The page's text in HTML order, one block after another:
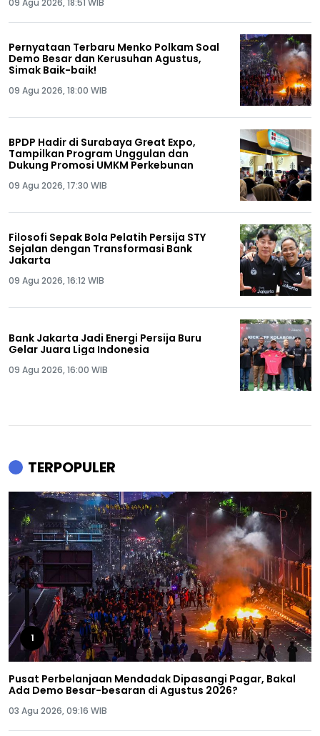
Pernyataan Terbaru Menko Polkam Soal
Demo Besar dan Kerusuhan Agustus,
Simak Baik-baik!
09 Agu 2026, 18:00 WIB
BPDP Hadir di Surabaya Great Expo,
Tampilkan Program Unggulan dan
Dukung Promosi UMKM Perkebunan
09 Agu 2026, 17:30 WIB
Filosofi Sepak Bola Pelatih Persija STY
Sejalan dengan Transformasi Bank
Jakarta
09 Agu 2026, 16:12 WIB
Bank Jakarta Jadi Energi Persija Buru
Gelar Juara Liga Indonesia
09 Agu 2026, 16:00 WIB
TERPOPULER
1
Pusat Perbelanjaan Mendadak Dipasangi Pagar, Bakal
Ada Demo Besar-besaran di Agustus 2026?
03 Agu 2026, 09:16 WIB